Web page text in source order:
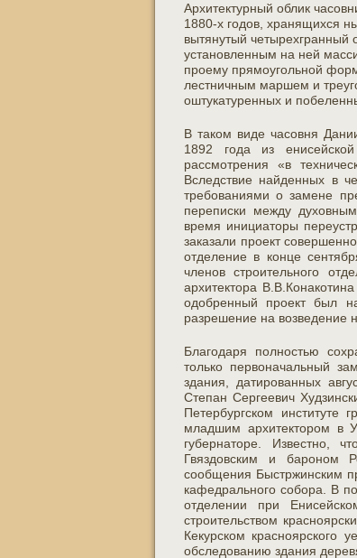
Архитектурный облик
1880-х годов, хранящихся
вытянутый четырехгранный
установленным на ней
проему прямоугольной
лестничным маршем и
оштукатуренных и
В таком виде часовня
1892 года из
рассмотрения «в
Вследствие найденных в
требованиями о замене
переписки между
время инициаторы
заказали проект
отделение в конце
членов строительного
архитектора
одобренный проект был
разрешение на возведение
Благодаря полностью
только первоначальный
здания, датированных
Степан Сергеевич
Петербургском
младшим архитектором в
губернаторе. Известно,
Гвяздовским и бароном
сообщения Быстржинским
кафедрального собора. В
отделении при
строительством
Кекурском красноярского
обследованию здания